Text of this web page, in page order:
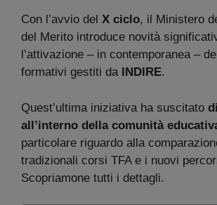
Con l’avvio del X ciclo, il Ministero
del Merito introduce novità
l’attivazione – in contemporanea –
formativi gestiti da INDIRE.
Quest’ultima iniziativa ha suscitato
all’interno della comunità
particolare riguardo alla
tradizionali corsi TFA e i nuovi
Scopriamone tutti i dettagli.